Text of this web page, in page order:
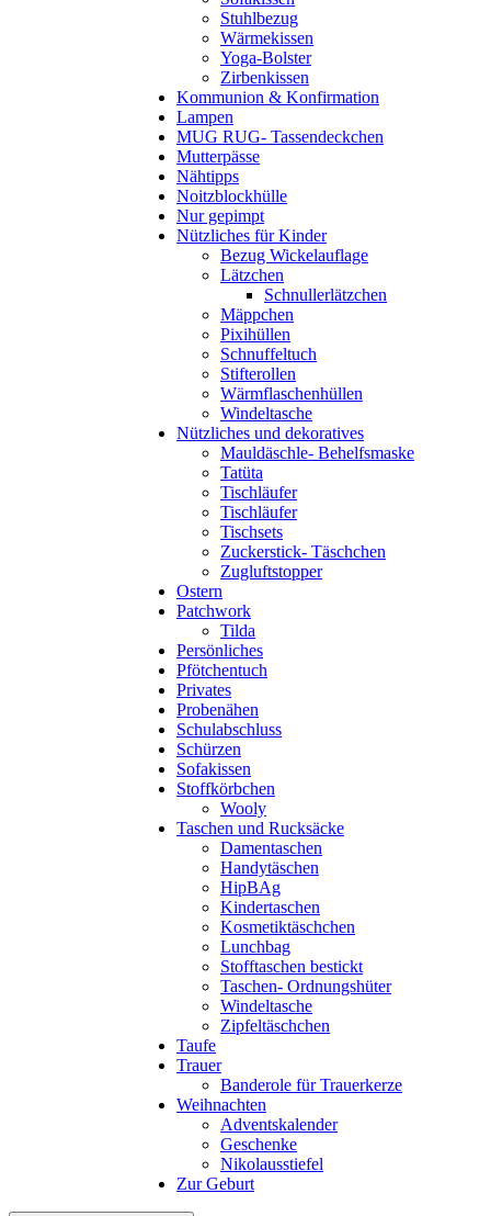
Stuhlbezug
Wärmekissen
Yoga-Bolster
Zirbenkissen
Kommunion & Konfirmation
Lampen
MUG RUG- Tassendeckchen
Mutterpässe
Nähtipps
Noitzblockhülle
Nur gepimpt
Nützliches für Kinder
Bezug Wickelauflage
Lätzchen
Schnullerlätzchen
Mäppchen
Pixihüllen
Schnuffeltuch
Stifterollen
Wärmflaschenhüllen
Windeltasche
Nützliches und dekoratives
Mauldäschle- Behelfsmaske
Tatüta
Tischläufer
Tischläufer
Tischsets
Zuckerstick- Täschchen
Zugluftstopper
Ostern
Patchwork
Tilda
Persönliches
Pfötchentuch
Privates
Probenähen
Schulabschluss
Schürzen
Sofakissen
Stoffkörbchen
Wooly
Taschen und Rucksäcke
Damentaschen
Handytäschen
HipBAg
Kindertaschen
Kosmetiktäschchen
Lunchbag
Stofftaschen bestickt
Taschen- Ordnungshüter
Windeltasche
Zipfeltäschchen
Taufe
Trauer
Banderole für Trauerkerze
Weihnachten
Adventskalender
Geschenke
Nikolausstiefel
Zur Geburt